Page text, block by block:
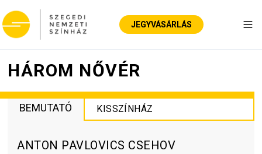
JEGYVÁSÁRLÁS
HÁROM NŐVÉR
BEMUTATÓ KISSZÍNHÁZ
ANTON PAVLOVICS CSEHOV